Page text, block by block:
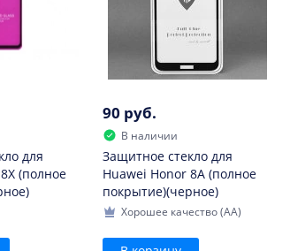
для
(полное
90 руб.
В наличии
Защитное стекло для
Huawei Honor 8A (полное
покрытие)(черное)
Хорошее качество (AA)